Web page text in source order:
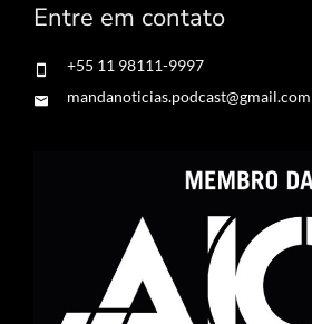
Entre em contato
+55 11 98111-9997
mandanoticias.podcast@gmail.com